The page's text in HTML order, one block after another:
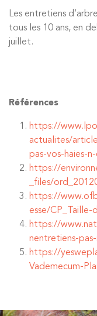
Les entretiens
tous les 10 ans, en
juillet.
Références
https://
actualites/
pas-vos-haies-
https://
_files/
https://
esse/CP_Taille-
https://
nentretiens-
https://
Vademecum-